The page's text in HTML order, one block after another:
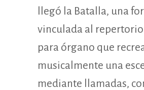
llegó la Batalla, una
vinculada al
para órgano que
musicalmente una
mediante llamadas,